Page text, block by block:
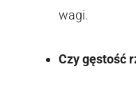
wagi.
Czy gęstość